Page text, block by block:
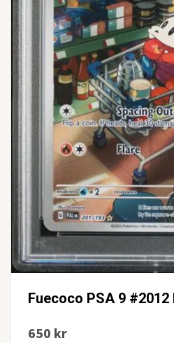
Fuecoco PSA 9 #2012
650 kr